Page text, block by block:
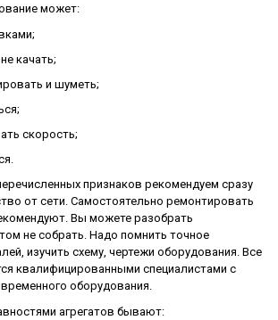
может:
качать;
и шуметь;
скорость;
признаков рекомендуем сразу
от сети. Самостоятельно ремонтировать
Вы можете разобрать
не собрать. Надо помнить точное
изучить схему, чертежи оборудования. Все
квалифицированными специалистами с
оборудования.
агрегатов бывают: